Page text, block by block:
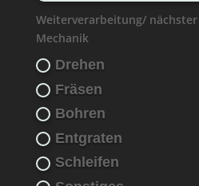
Weiterverarbeitung/
Mechanik
Drehen
Fräsen
Bohren
Entgraten
Schleifen